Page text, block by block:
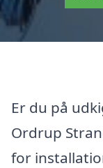
Er du på
Ordrup
for